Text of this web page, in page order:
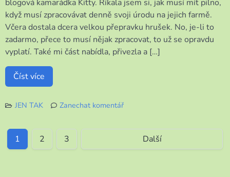
blogová kamarádka Kitty. Říkala jsem si, jak musí mít pilno,
když musí zpracovávat denně svoji úrodu na jejich farmě.
Včera dostala dcera velkou přepravku hrušek. No, je-li to
zadarmo, přece to musí nějak zpracovat, to už se opravdu
vyplatí. Také mi část nabídla, přivezla a […]
Číst více
JEN TAK
Zanechat komentář
PŘEBYTKŮ
1 2 3 Další